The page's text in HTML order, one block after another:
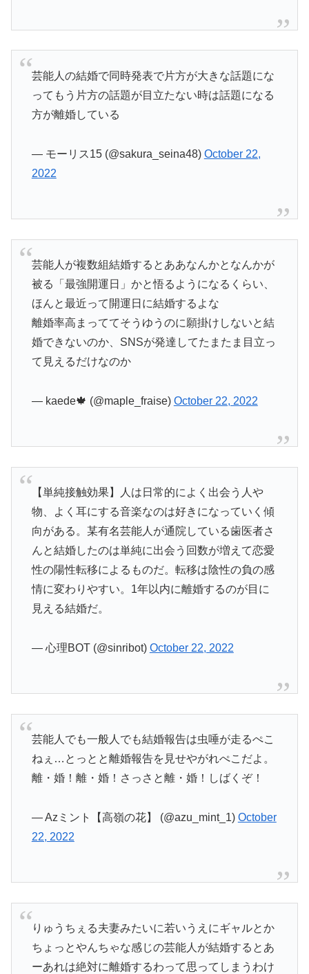
芸能人の結婚で同時発表で片方が大きな話題にな
ってもう片方の話題が目立たない時は話題になる
方が離婚している
— モーリス15 (@sakura_seina48) October 22,
2022
芸能人が複数組結婚するとああなんかとなんかが
被る「最強開運日」かと悟るようになるくらい、
ほんと最近って開運日に結婚するよな
離婚率高まっててそうゆうのに願掛けしないと結
婚できないのか、SNSが発達してたまたま目立っ
て見えるだけなのか
— kaede🍁 (@maple_fraise) October 22, 2022
【単純接触効果】人は日常的によく出会う人や
物、よく耳にする音楽なのは好きになっていく傾
向がある。某有名芸能人が通院している歯医者さ
んと結婚したのは単純に出会う回数が増えて恋愛
性の陽性転移によるものだ。転移は陰性の負の感
情に変わりやすい。1年以内に離婚するのが目に
見える結婚だ。
— 心理BOT (@sinribot) October 22, 2022
芸能人でも一般人でも結婚報告は虫唾が走るぺこ
ねぇ…とっとと離婚報告を見せやがれぺこだよ。
離・婚！離・婚！さっさと離・婚！しばくぞ！
— Azミント【高嶺の花】 (@azu_mint_1) October
22, 2022
りゅうちぇる夫妻みたいに若いうえにギャルとか
ちょっとやんちゃな感じの芸能人が結婚するとあ
ーあれは絶対に離婚するわって思ってしまうわけ